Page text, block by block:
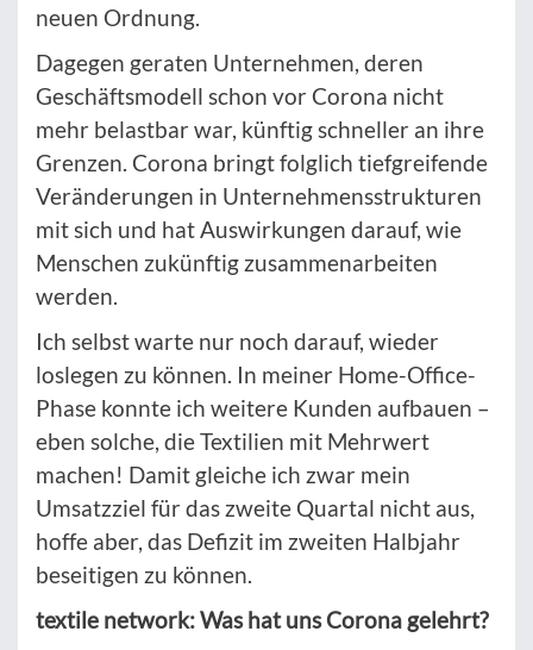
neuen Ordnung.
Dagegen geraten Unternehmen, deren
Geschäftsmodell schon vor Corona nicht
mehr belastbar war, künftig schneller an ihre
Grenzen. Corona bringt folglich tiefgreifende
Veränderungen in Unternehmensstrukturen
mit sich und hat Auswirkungen darauf, wie
Menschen zukünftig zusammenarbeiten
werden.
Ich selbst warte nur noch darauf, wieder
loslegen zu können. In meiner Home-Office-
Phase konnte ich weitere Kunden aufbauen –
eben solche, die Textilien mit Mehrwert
machen! Damit gleiche ich zwar mein
Umsatzziel für das zweite Quartal nicht aus,
hoffe aber, das Defizit im zweiten Halbjahr
beseitigen zu können.
textile network: Was hat uns Corona gelehrt?